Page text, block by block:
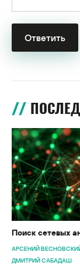
Поиск сетевых
АРСЕНИЙ
ДМИТРИЙ САБАДАШ